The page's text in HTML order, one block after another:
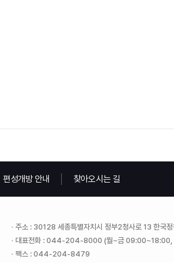
편성개방 안내 찾아오시는 길
주소 : 30128 세종특별자치시 정부2청사로 13 한국
대표전화 : 044-204-8000 (월~금 09:00~18:00,
팩스 : 044-204-8479